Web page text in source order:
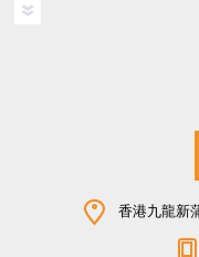
香港九龍新